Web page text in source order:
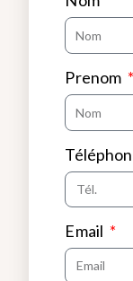
Prenom
Email